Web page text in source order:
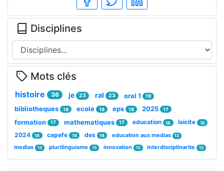
Disciplines
Mots clés
histoire 36 je 23 ral 23 oral 1 19
bibliotheques 18 ecole 18 eps 18 2025 17
formation 17 mathematiques 17 education 16 laicite 15
2024 14 capefe 14 des 14 education aux medias 13
medias 13 plurilinguisme 13 innovation 12 interdisciplinarite 12